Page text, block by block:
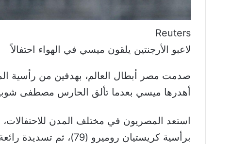
Reuters
لاعبو الأرجنتين يلقون ميسي في الهواء احتفالاً
أهدرها ميسي بعدما تألق الحارس مصطفى
استعد المصريون في مختلف المدن
برأسية كريستيان روميرو (79)، ثم تسديدة رائعة لميسي انفجرت في سقف المرمى (83).